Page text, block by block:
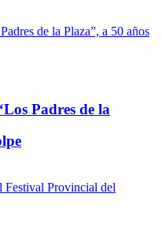
Padres de la